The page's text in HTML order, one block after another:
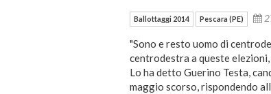
Ballottaggi 2014 Pescara (PE)
"Sono e resto uomo di
centrodestra a queste
Lo ha detto Guerino Testa,
maggio scorso, rispondendo